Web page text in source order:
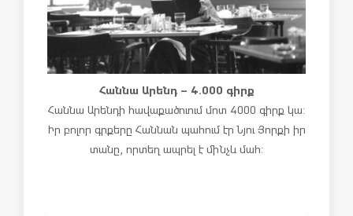
Հաննա Արենդ – 4.000 գիրք
Հաննա Արենդի հավաքածուում մոտ 4000 գիրք կա:
Իր բոլոր գրքերը Հաննան պահում էր Նյու Յորքի իր
տանը, որտեղ ապրել է մինչև մահ: